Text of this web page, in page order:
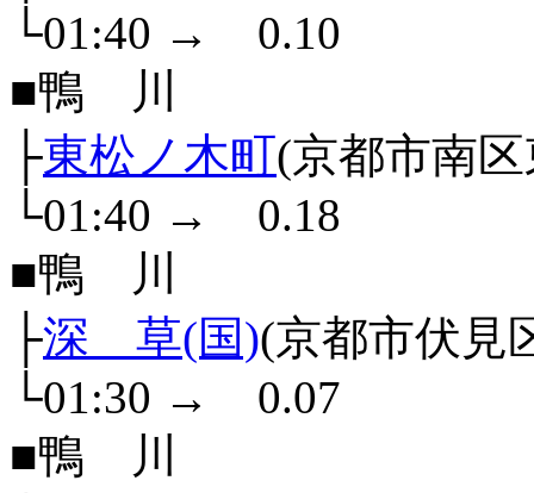
└01:40 →
0.10
■鴨 川
├東松ノ木町(京都市南
└01:40 →
0.18
■鴨 川
├深 草(国)(京都市伏見
└01:30 →
0.07
■鴨 川